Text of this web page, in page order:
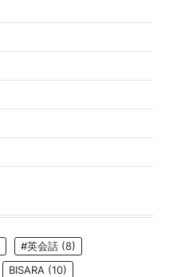
#英会話 (8)
BISARA (10)